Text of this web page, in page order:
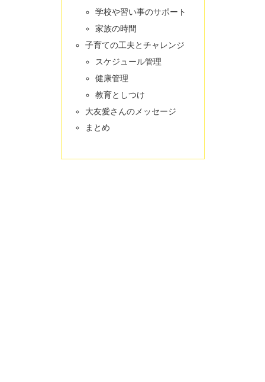
学校や習い事のサポート
家族の時間
子育ての工夫とチャレンジ
スケジュール管理
健康管理
教育としつけ
大友愛さんのメッセージ
まとめ